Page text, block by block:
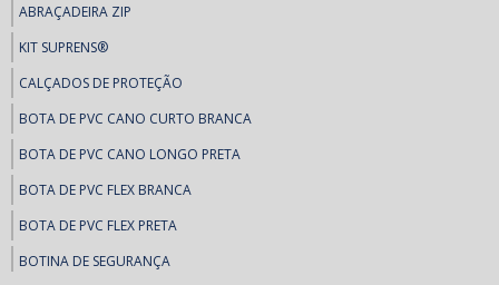
ABRAÇADEIRA ZIP
KIT SUPRENS®
CALÇADOS DE PROTEÇÃO
BOTA DE PVC CANO CURTO BRANCA
BOTA DE PVC CANO LONGO PRETA
BOTA DE PVC FLEX BRANCA
BOTA DE PVC FLEX PRETA
BOTINA DE SEGURANÇA